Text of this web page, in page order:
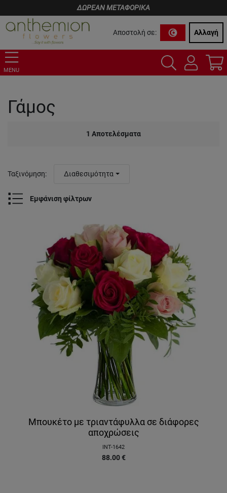
ΔΩΡΕΑΝ ΜΕΤΑΦΟΡΙΚΑ
Αποστολή σε: Αλλαγή
MENU
Γάμος
1 Αποτελέσματα
Εμφάνιση φίλτρων
Ταξινόμηση: Διαθεσιμότητα
Μπουκέτο με τριαντάφυλλα σε διάφορες
αποχρώσεις
INT-1642
88.00 €